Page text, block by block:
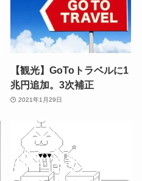
【観光】GoToトラベルに1
兆円追加。3次補正
2021年1月29日